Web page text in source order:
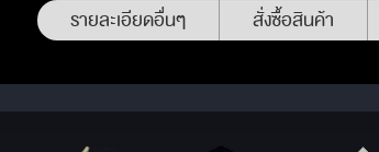
รายละเอียดอื่นๆ สั่งซื้อสินค้า